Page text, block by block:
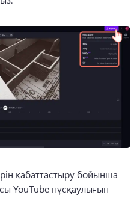
қабаттастыру бойынша
YouTube нұсқаулығын